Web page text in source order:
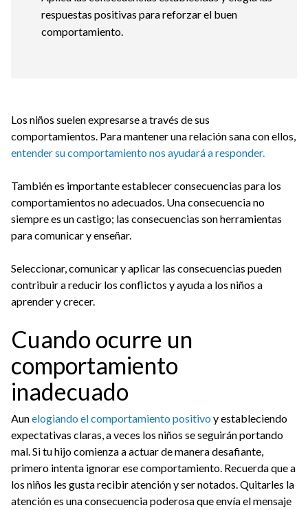
respuestas positivas para reforzar el buen
comportamiento.
Los niños suelen expresarse a través de sus
comportamientos. Para mantener una relación sana con ellos,
entender su comportamiento nos ayudará a responder.
También es importante establecer consecuencias para los
comportamientos no adecuados. Una consecuencia no
siempre es un castigo; las consecuencias son herramientas
para comunicar y enseñar.
Seleccionar, comunicar y aplicar las consecuencias pueden
contribuir a reducir los conflictos y ayuda a los niños a
aprender y crecer.
Cuando ocurre un
comportamiento
inadecuado
Aunelogiando el comportamiento positivo y estableciendo
expectativas claras, a veces los niños se seguirán portando
mal. Si tu hijo comienza a actuar de manera desafiante,
primero intenta ignorar ese comportamiento. Recuerda que a
los niños les gusta recibir atención y ser notados. Quitarles la
atención es una consecuencia poderosa que envía el mensaje